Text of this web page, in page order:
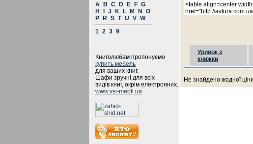
A
B C D E F G
H
J K L M N
O
P
R S T U V W
1 2 3 9
Книголюбам пропонуємо
купить мебель
для ваших книг.
Шафи зручні для всіх
видів книг, окрім електронних.
www.vsi-mebli.ua
Уривок з
книжки
Не знайдено жодної